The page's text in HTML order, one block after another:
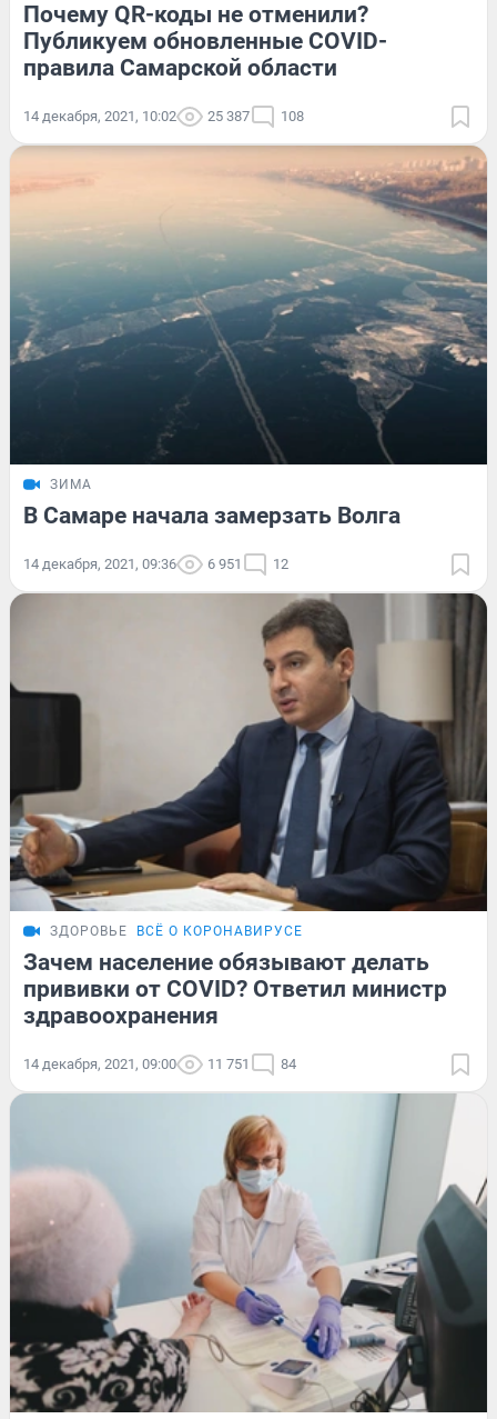
Почему QR-коды не отменили?
Публикуем обновленные COVID-
правила Самарской области
14 декабря, 2021, 10:02 25 387 108
ЗИМА
В Самаре начала замерзать Волга
14 декабря, 2021, 09:36 6 951 12
ЗДОРОВЬЕ ВСЁ О КОРОНАВИРУСЕ
Зачем население обязывают делать
прививки от COVID? Ответил министр
здравоохранения
14 декабря, 2021, 09:00 11 751 84